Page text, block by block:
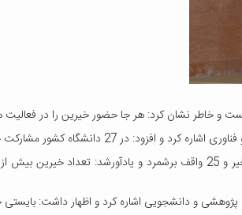
خاطر نشان کرد: هر جا حضور خیرین را در فعالیت
را در ساخت پروژهای آموزشی شاهد هسیتم.
و دانشجویی اشاره کرد و اظهار داشت: